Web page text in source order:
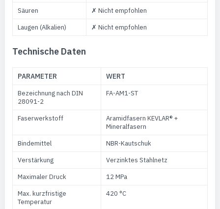
Säuren
✗ Nicht empfohlen
Laugen (Alkalien)
✗ Nicht empfohlen
Technische Daten
PARAMETER WERT
Bezeichnung nach DIN
28091-2
FA-AM1-ST
Faserwerkstoff
Aramidfasern KEVLAR® +
Mineralfasern
Bindemittel
NBR-Kautschuk
Verstärkung
Verzinktes Stahlnetz
Maximaler Druck
12 MPa
Max. kurzfristige
Temperatur
420 °C